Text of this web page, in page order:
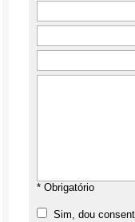
* Obrigatório
Sim, dou